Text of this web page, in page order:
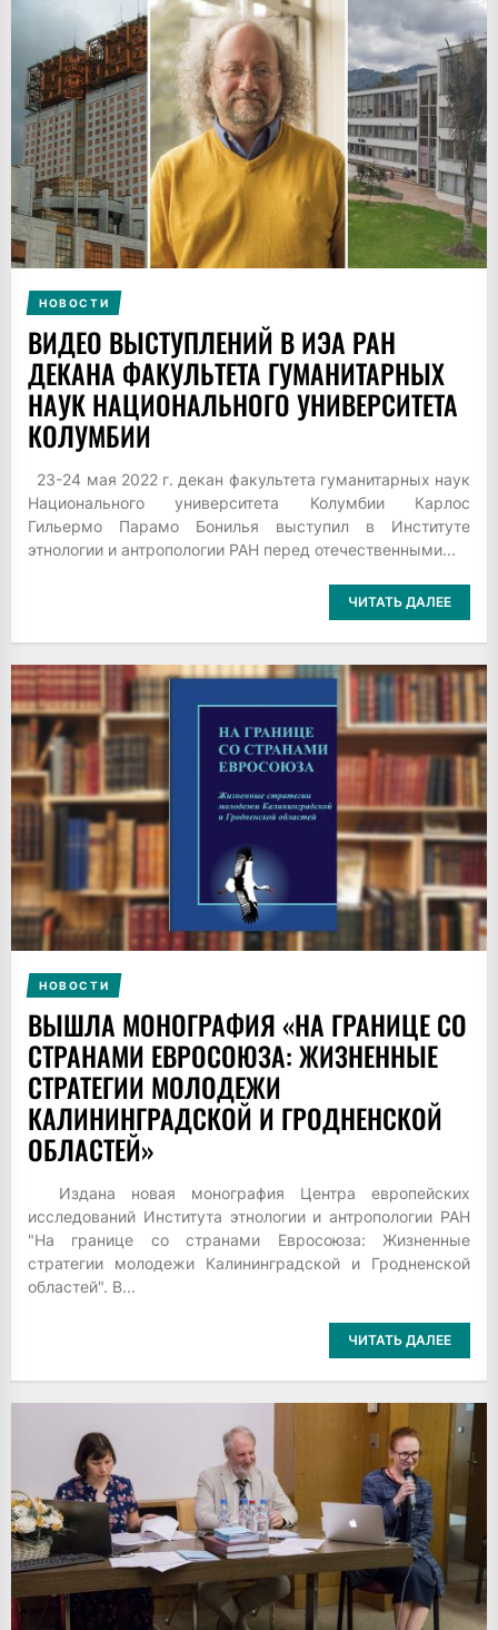
НОВОСТИ
ВИДЕО ВЫСТУПЛЕНИЙ В ИЭА РАН
ДЕКАНА ФАКУЛЬТЕТА ГУМАНИТАРНЫХ
НАУК НАЦИОНАЛЬНОГО УНИВЕРСИТЕТА
КОЛУМБИИ
23-24 мая 2022 г. декан факультета гуманитарных наук
Национального университета Колумбии Карлос
Гильермо Парамо Бонилья выступил в Институте
этнологии и антропологии РАН перед отечественными...
ЧИТАТЬ ДАЛЕЕ
НОВОСТИ
ВЫШЛА МОНОГРАФИЯ «НА ГРАНИЦЕ СО
СТРАНАМИ ЕВРОСОЮЗА: ЖИЗНЕННЫЕ
СТРАТЕГИИ МОЛОДЕЖИ
КАЛИНИНГРАДСКОЙ И ГРОДНЕНСКОЙ
ОБЛАСТЕЙ»
Издана новая монография Центра европейских
исследований Института этнологии и антропологии РАН
"На границе со странами Евросоюза: Жизненные
стратегии молодежи Калининградской и Гродненской
областей". В...
ЧИТАТЬ ДАЛЕЕ